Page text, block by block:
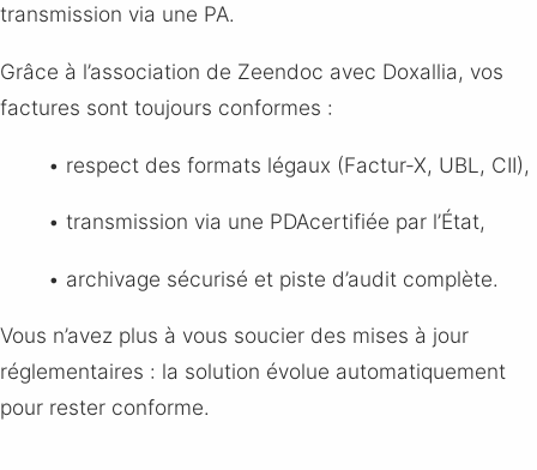
transmission via une PA.
Grâce à l’association de Zeendoc avec Doxallia, vos
factures sont toujours conformes :
• respect des formats légaux (Factur-X, UBL, CII),
• transmission via une PDAcertifiée par l’État,
• archivage sécurisé et piste d’audit complète.
Vous n’avez plus à vous soucier des mises à jour
réglementaires : la solution évolue automatiquement
pour rester conforme.